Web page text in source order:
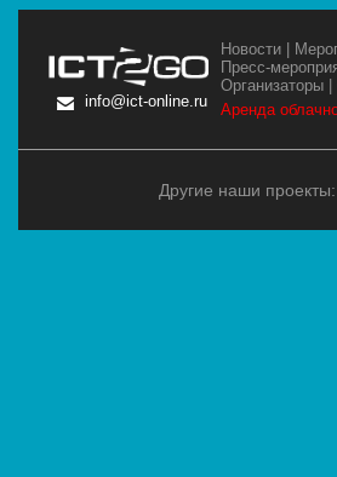
info@ict-online.ru
Новости |
Пресс-
Организаторы |
Аренда
Другие наши проекты: